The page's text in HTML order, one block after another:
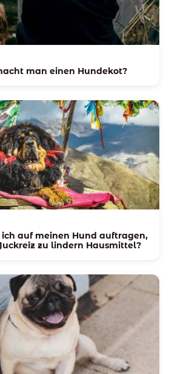
man einen Hundekot?
auf meinen Hund auftragen,
zu lindern Hausmittel?